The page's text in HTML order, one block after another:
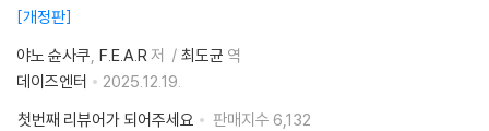
개정판
야노 슌사쿠 F.E.A.R저 최도균 역
데이즈엔터
2025.12.19.
첫번째 리뷰어가 되어주세요
판매지수 6,132